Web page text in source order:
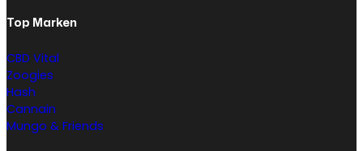
Top Marken
CBD Vital
Zoogies
Hash
Cannain
Mungo & Friends